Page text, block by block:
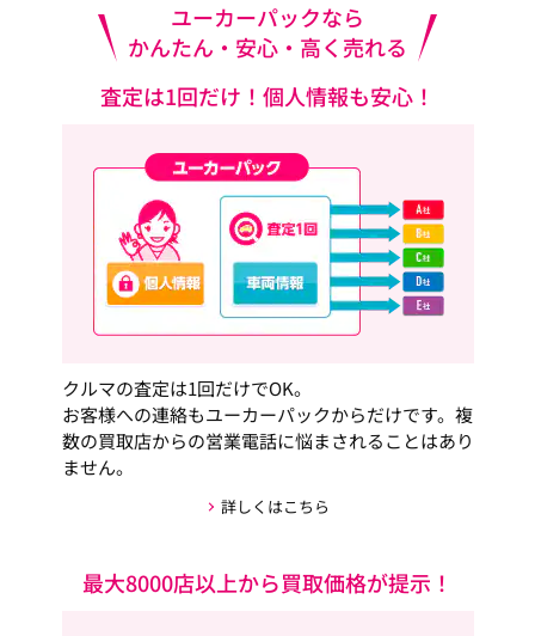
ユーカーパックなら
かんたん・安心・高く売れる
査定は1回だけ！個人情報も安心！
クルマの査定は1回だけでOK。
お客様への連絡もユーカーパックからだけです。複
数の買取店からの営業電話に悩まされることはあり
ません。
詳しくはこちら
最大8000店以上から買取価格が提示！